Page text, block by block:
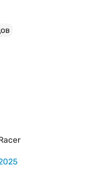
поможет
и